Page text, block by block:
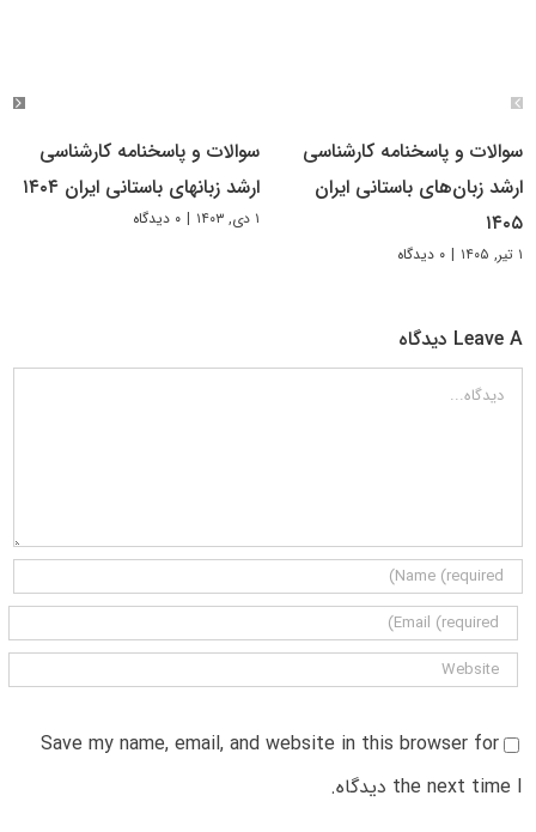
سوالات و پاسخنامه کارشناسی
ارشد زبان‌های باستانی ایران
۱۴۰۵
۱ تیر, ۱۴۰۵ | ۰ دیدگاه
سوالات و پاسخنامه کارشناسی
ارشد زبانهای باستانی ایران ۱۴۰۴
۱ دی, ۱۴۰۳ | ۰ دیدگاه
Leave A دیدگاه
دیدگاه
Save my name, email, and website in this browser for
the next time I دیدگاه.